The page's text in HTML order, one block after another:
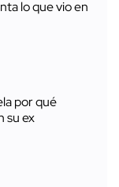
lo que vio en
por qué
su ex